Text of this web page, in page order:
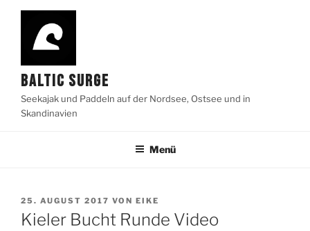
Zum
springen
BALTIC SURGE
Seekajak und Paddeln auf der Nordsee, Ostsee und in
Skandinavien
Menü
VERÖFFENTLICHT
AM
25. AUGUST 2017 VON EIKE
Kieler Bucht Runde Video